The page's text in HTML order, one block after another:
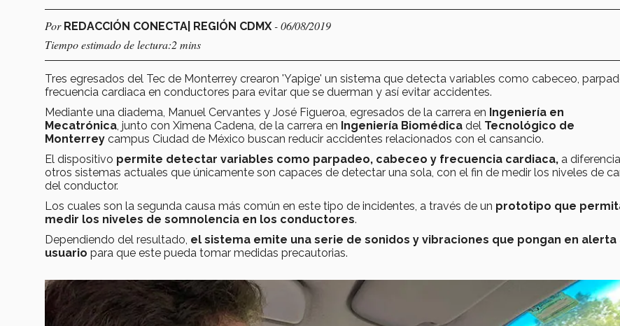
Por REDACCIÓN CONECTA| REGIÓN CDMX- 06/08/2019
Tiempo estimado de lectura:2 mins
Tres egresados del Tec de Monterrey crearon 'Yapige' un sistema que detecta variables como cabeceo,
frecuencia cardiaca en conductores para evitar que se duerman y así evitar accidentes.
Mediante una diadema, Manuel Cervantes y José Figueroa, egresados de la carrera en Ingeniería en
Mecatrónica , junto con Ximena Cadena, de la carrera en Ingeniería Biomédica del Tecnológico de
Monterrey campus Ciudad de México buscan reducir accidentes relacionados con el cansancio.
El dispositivo permite detectar variables como parpadeo, cabeceo y frecuencia cardiaca, a
otros sistemas actuales que únicamente son capaces de detectar una sola, con el fin de medir los niveles de
del conductor.
Los cuales son la segunda causa más común en este tipo de incidentes, a través de un prototipo que
medir los niveles de somnolencia en los conductores.
Dependiendo del resultado, el sistema emite una serie de sonidos y vibraciones que pongan en alerta
usuario para que este pueda tomar medidas precautorias.